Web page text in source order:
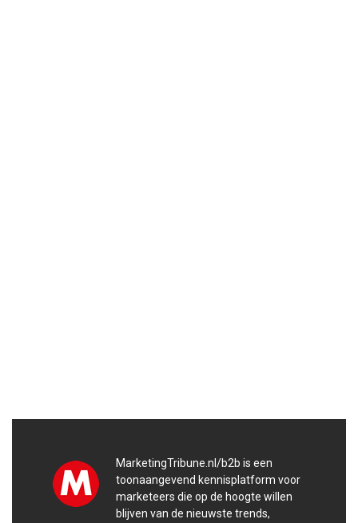
MarketingTribune.nl/b2b is een
toonaangevend kennisplatform voor
marketeers die op de hoogte willen
blijven van de nieuwste trends,